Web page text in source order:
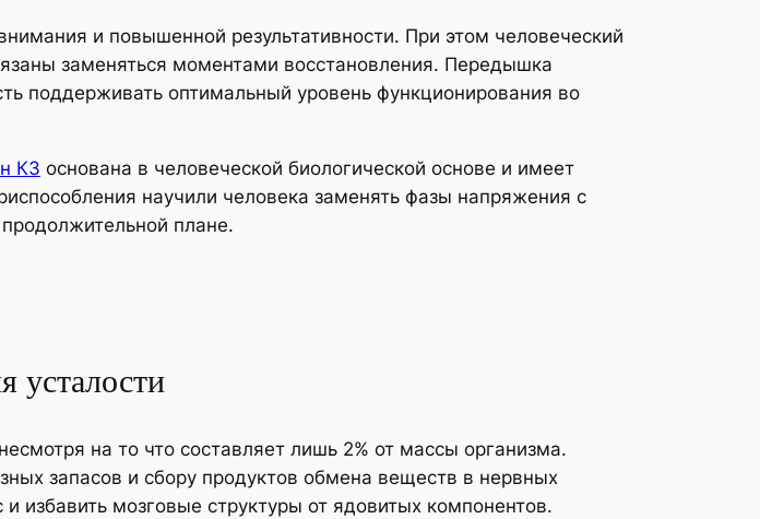
и повышенной результативности. При этом человеческий
заменяться моментами восстановления. Передышка
поддерживать оптимальный уровень функционирования во
КЗ основана в человеческой биологической основе и имеет
научили человека заменять фазы напряжения с
плане.
усталости
на то что составляет лишь 2% от массы организма.
запасов и сбору продуктов обмена веществ в нервных
избавить мозговые структуры от ядовитых компонентов.